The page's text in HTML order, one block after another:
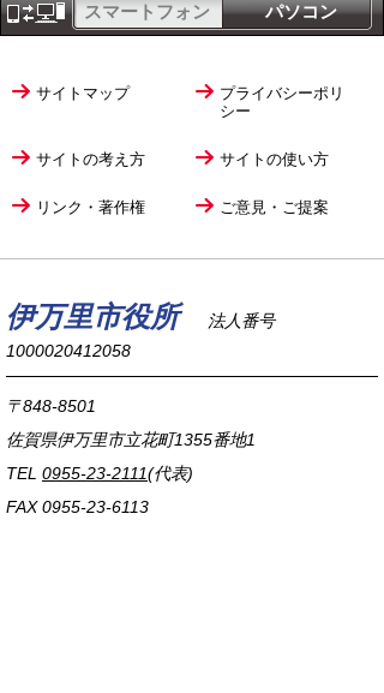
パソコン
スマートフォン
サイトマップ
プライバシーポリ
シー
サイトの考え方 サイトの使い方
リンク・著作権 ご意見・ご提案
伊万里市役所
法人番号
1000020412058
〒848-8501
佐賀県伊万里市立花町1355番地1
TEL 0955-23-2111(代表)
FAX 0955-23-6113